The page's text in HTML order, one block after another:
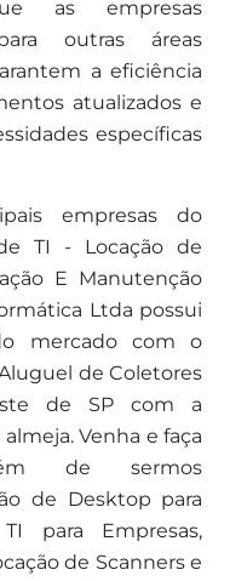
as empresas
outras áreas
a eficiência
atualizados e
específicas
empresas do
TI - Locação de
E Manutenção
Ltda possui
mercado com o
de Coletores
de SP com a
Venha e faça
de sermos
de Desktop para
para Empresas,
de Scanners e